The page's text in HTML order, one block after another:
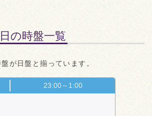
の時盤一覧
が日盤と揃っています。
23:00～1:00